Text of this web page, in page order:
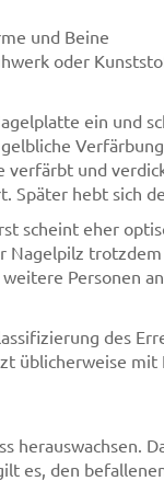
und Beine
oder
ein und
und
Später hebt sich
scheint eher
Nagelpilz
Personen
des
üblicherweise
herauswachsen.
es, den